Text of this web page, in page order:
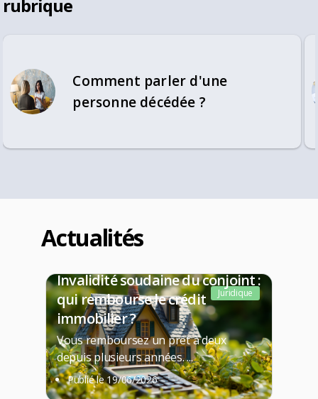
rubrique
Comment parler d'une
personne décédée ?
Actualités
Juridique
Invalidité soudaine du conjoint :
qui rembourse le crédit
immobilier ?
Vous remboursez un prêt à deux
depuis plusieurs années. ...
Publié le19/06/2026